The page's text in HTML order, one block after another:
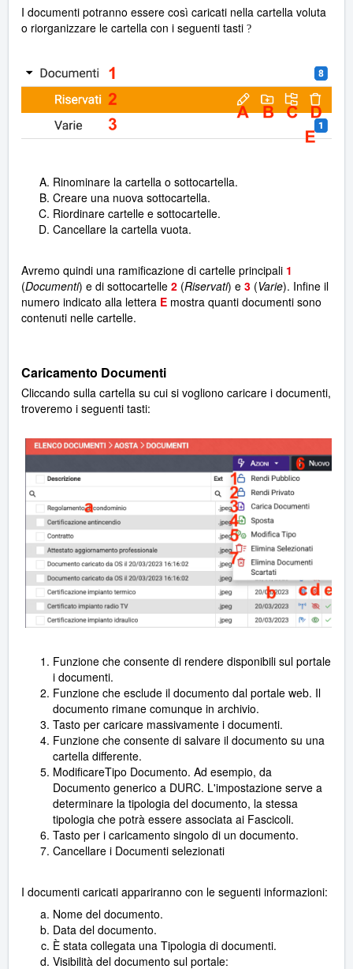
I documenti potranno essere così caricati nella cartella voluta
o riorganizzare le cartella con i seguenti tasti ?
Rinominare la cartella o sottocartella.
Creare una nuova sottocartella.
Riordinare cartelle e sottocartelle.
Cancellare la cartella vuota.
Avremo quindi una ramificazione di cartelle principali 1
(Documenti) e di sottocartelle 2 (Riservati) e 3 (Varie). Infine il
numero indicato alla lettera E mostra quanti documenti sono
contenuti nelle cartelle.
Caricamento Documenti
Cliccando sulla cartella su cui si vogliono caricare i documenti,
troveremo i seguenti tasti:
Funzione che consente di rendere disponibili sul portale
i documenti.
Funzione che esclude il documento dal portale web. Il
documento rimane comunque in archivio.
Tasto per caricare massivamente i documenti.
Funzione che consente di salvare il documento su una
cartella differente.
ModificareTipo Documento. Ad esempio, da
Documento generico a DURC. L'impostazione serve a
determinare la tipologia del documento, la stessa
tipologia che potrà essere associata ai Fascicoli.
Tasto per i caricamento singolo di un documento.
Cancellare i Documenti selezionati
I documenti caricati appariranno con le seguenti informazioni:
Nome del documento.
Data del documento.
È stata collegata una Tipologia di documenti.
Visibilità del documento sul portale: